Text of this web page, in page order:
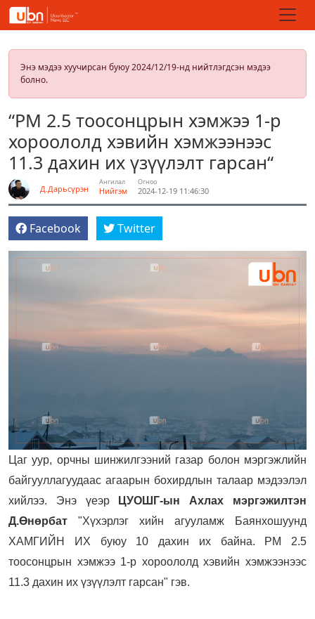
Энэ мэдээ хуучирсан буюу 2024/12/19-нд нийтлэгдсэн мэдээ
болно.
“PM 2.5 тоосонцрын хэмжээ 1-р
хороололд хэвийн хэмжээнээс
11.3 дахин их үзүүлэлт гарсан“
Д.Дарьсүрэн
Ангилал
Нийгэм
Огноо
2024-12-19 11:46:30
Facebook Twitter
Цаг уур, орчны шинжилгээний газар болон мэргэжлийн
байгууллагуудаас агаарын бохирдлын талаар мэдээлэл
хийлээ. Энэ үеэр
ЦУОШГ-ын Ахлах мэргэжилтэн
Д.Өнөрбат "Хүхэрлэг хийн агууламж Баянхошуунд
ХАМГИЙН ИХ буюу 10 дахин их байна. PM 2.5
тоосонцрын хэмжээ 1-р хороололд хэвийн хэмжээнээс
11.3 дахин их үзүүлэлт гарсан" гэв.